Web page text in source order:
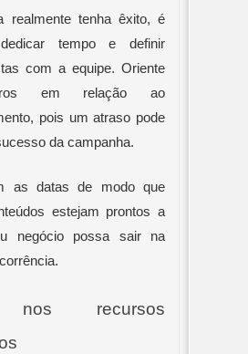
realmente tenha êxito, é
tempo e definir
com a equipe. Oriente
em relação ao
pois um atraso pode
da campanha.
as datas de modo que
estejam prontos a
negócio possa sair na
nos recursos